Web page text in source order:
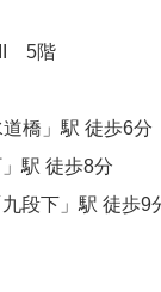
II 5階
橋」駅 徒歩6分
駅 徒歩8分
段下」駅 徒歩9